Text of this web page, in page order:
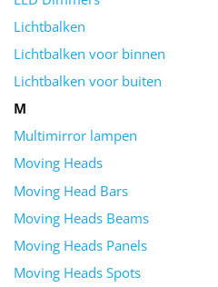
Lichtbalken
Lichtbalken voor binnen
Lichtbalken voor buiten
M
Multimirror lampen
Moving Heads
Moving Head Bars
Moving Heads Beams
Moving Heads Panels
Moving Heads Spots